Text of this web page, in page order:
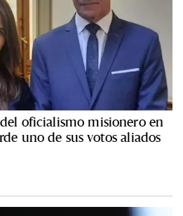
oficialismo misionero en
uno de sus votos aliados